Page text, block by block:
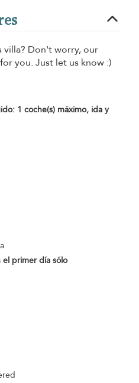
villa? Don't worry, our
you. Just let us know :)
1 coche(s) máximo, ida y
el primer día sólo